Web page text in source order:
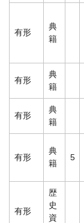
有形
典
籍
有形
典
籍
有形
典
籍
有形
典
籍
5
有形
歴
史
資